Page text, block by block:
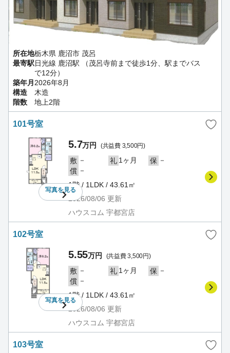
所在地栃木県 鹿沼市 茂呂
最寄駅日光線 鹿沼駅 （茂呂寺前まで徒歩1分、駅までバス
で12分）
築年月 2026年8月
構造
木造
階数
地上2階
101号室
写真を見る
5.7万円 (共益費 3,500円)
敷 － 礼 1ヶ月 保 －
償 －
1階 / 1LDK / 43.61㎡
2026/08/06 更新
ハウスコム 宇都宮店
102号室
写真を見る
5.55万円 (共益費 3,500円)
敷 － 礼 1ヶ月 保 －
償 －
1階 / 1LDK / 43.61㎡
2026/08/06 更新
ハウスコム 宇都宮店
103号室